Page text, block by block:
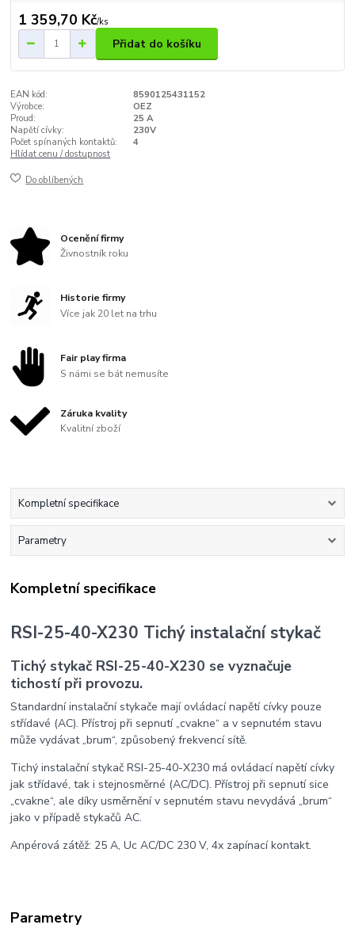
1 359,70 Kč/ks
Přidat do košíku
EAN kód:
8590125431152
Výrobce:
OEZ
Proud:
25 A
Napětí cívky:
230V
Počet spínaných kontaktů:
4
Hlídat cenu / dostupnost
Do oblíbených
Ocenění firmy
Živnostník roku
Historie firmy
Více jak 20 let na trhu
Fair play firma
S námi se bát nemusíte
Záruka kvality
Kvalitní zboží
Kompletní specifikace
Parametry
Kompletní specifikace
RSI-25-40-X230 Tichý instalační stykač
Tichý stykač RSI-25-40-X230 se vyznačuje
tichostí při provozu.
Standardní instalační stykače mají ovládací napětí cívky pouze
střídavé (AC). Přístroj při sepnutí „cvakne“ a v sepnutém stavu
může vydávat „brum“, způsobený frekvencí sítě.
Tichý instalační stykač RSI-25-40-X230 má ovládací napětí cívky
jak střídavé, tak i stejnosměrné (AC/DC). Přístroj při sepnutí sice
„cvakne“, ale díky usměrnění v sepnutém stavu nevydává „brum“
jako v případě stykačů AC.
Anpérová zátěž: 25 A, Uc AC/DC 230 V, 4x zapínací kontakt.
Parametry